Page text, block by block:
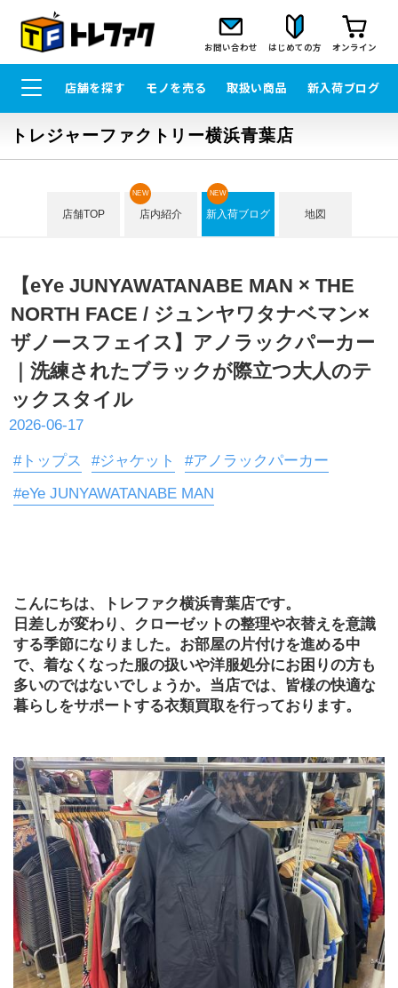
お問い合わせ はじめての方 オンライン
店舗を探す モノを売る 取扱い商品 新入荷ブログ
トレジャーファクトリー横浜青葉店
店舗TOP 店内紹介
NEW
新入荷ブログ
NEW
地図
【eYe JUNYAWATANABE MAN × THE
NORTH FACE / ジュンヤワタナベマン×
ザノースフェイス】アノラックパーカー
｜洗練されたブラックが際立つ大人のテ
ックスタイル
2026-06-17
#トップス #ジャケット
#アノラックパーカー
#eYe JUNYAWATANABE MAN
こんにちは、トレファク横浜青葉店です。
日差しが変わり、クローゼットの整理や衣替えを意識
する季節になりました。お部屋の片付けを進める中
で、着なくなった服の扱いや洋服処分にお困りの方も
多いのではないでしょうか。当店では、皆様の快適な
暮らしをサポートする衣類買取を行っております。